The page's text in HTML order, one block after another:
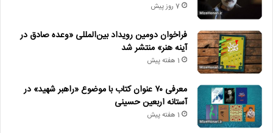
7 روز پیش
فراخوان دومین رویداد بین‌المللی «وعده صادق در
آینه هنر» منتشر شد
1 هفته پیش
معرفی ۷۰ عنوان کتاب با موضوع «راهبر شهید» در
آستانه اربعین حسینی
1 هفته پیش